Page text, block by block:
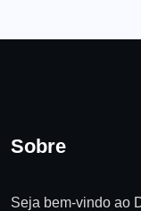
Sobre
Seja bem-vindo ao